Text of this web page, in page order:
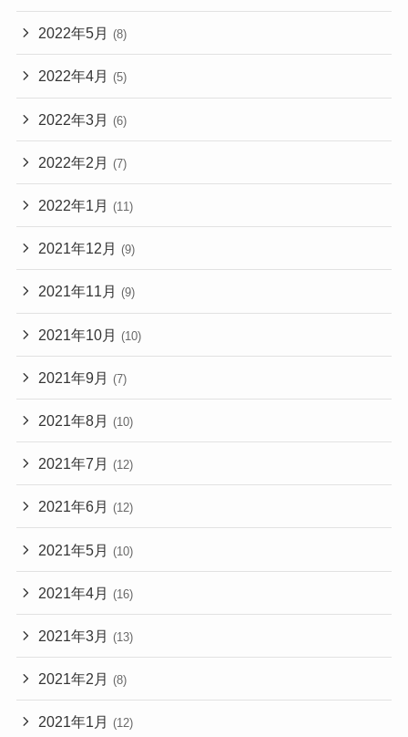
2022年5月 (8)
2022年4月 (5)
2022年3月 (6)
2022年2月 (7)
2022年1月 (11)
2021年12月 (9)
2021年11月 (9)
2021年10月 (10)
2021年9月 (7)
2021年8月 (10)
2021年7月 (12)
2021年6月 (12)
2021年5月 (10)
2021年4月 (16)
2021年3月 (13)
2021年2月 (8)
2021年1月 (12)